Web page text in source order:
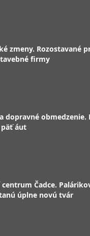
zmeny. Rozostavané
firmy
dopravné obmedzenie.
päť áut
Čadce.
úplne novú tvár